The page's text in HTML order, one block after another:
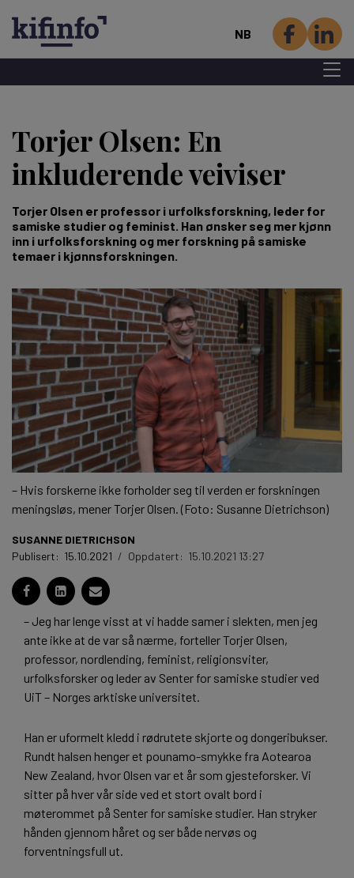
hovedinnhold
NB
Menu
Torjer Olsen: En
inkluderende veiviser
Torjer Olsen er professor i urfolksforskning, leder for
samiske studier og feminist. Han ønsker seg mer kjønn
inn i urfolksforskning og mer forskning på samiske
temaer i kjønnsforskningen.
– Hvis forskerne ikke forholder seg til verden er forskningen
meningsløs, mener Torjer Olsen. (Foto: Susanne Dietrichson)
SUSANNE DIETRICHSON
Publisert: 15.10.2021 / Oppdatert: 15.10.2021 13:27
– Jeg har lenge visst at vi hadde samer i slekten, men jeg
ante ikke at de var så nærme, forteller Torjer Olsen,
professor, nordlending, feminist, religionsviter,
urfolksforsker og leder av Senter for samiske studier ved
UiT – Norges arktiske universitet.
Han er uformelt kledd i rødrutete skjorte og dongeribukser.
Rundt halsen henger et pounamo-smykke fra Aotearoa
New Zealand, hvor Olsen var et år som gjesteforsker. Vi
sitter på hver vår side ved et stort ovalt bord i
møterommet på Senter for samiske studier. Han stryker
hånden gjennom håret og ser både nervøs og
forventningsfull ut.